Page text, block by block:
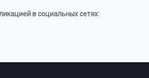
в социальных сетях: